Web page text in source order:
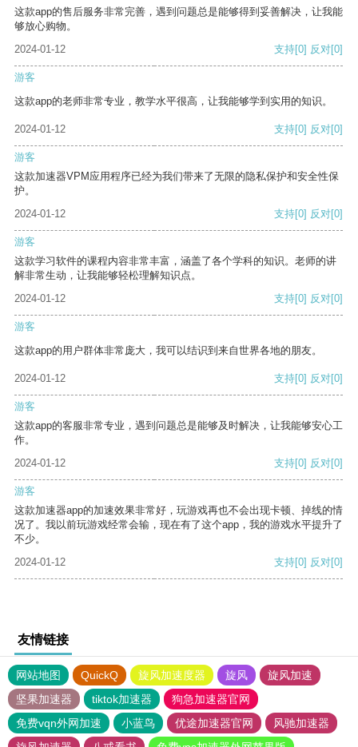
这款app的售后服务非常完善，遇到问题总是能够得到妥善解决，让我能
够放心购物。
2024-01-12
支持[0] 反对[0]
游客
这款app的老师非常专业，教学水平很高，让我能够学到实用的知识。
2024-01-12 支持[0] 反对[0]
游客
这款加速器VPM应用程序已经为我们带来了无限的隐私保护和安全性保
护。
2024-01-12
支持[0] 反对[0]
游客
这款学习软件的课程内容非常丰富，涵盖了各个学科的知识。老师的讲
解非常生动，让我能够轻松理解知识点。
2024-01-12
支持[0] 反对[0]
游客
这款app的用户群体非常庞大，我可以结识到来自世界各地的朋友。
2024-01-12 支持[0] 反对[0]
游客
这款app的客服非常专业，遇到问题总是能够及时解决，让我能够安心工
作。
2024-01-12
支持[0] 反对[0]
游客
这款加速器app的加速效果非常好，玩游戏再也不会出现卡顿、掉线的情
况了。我以前玩游戏经常会输，现在有了这个app，我的游戏水平提升了
不少。
2024-01-12
支持[0] 反对[0]
友情链接
网站地图 QuickQ 旋风加速度器 旋风
旋风加速
坚果加速器
tiktok加速器
狗急加速器官网
免费vqn外网加速
小蓝鸟 优途加速器官网
风驰加速器